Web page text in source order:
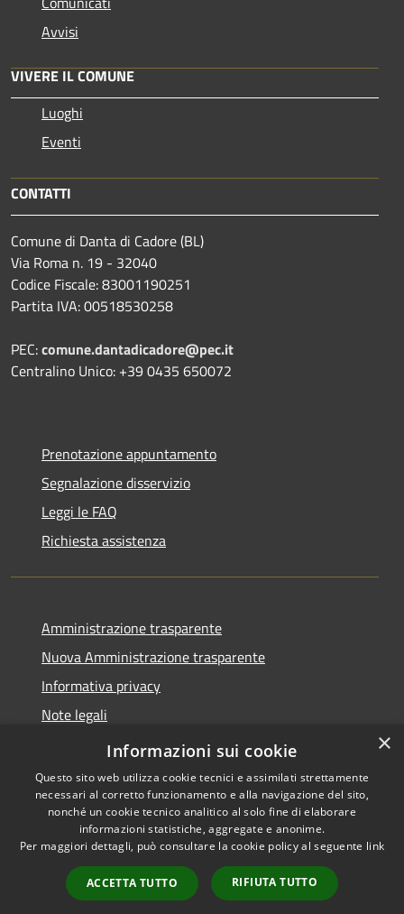
Avvisi
VIVERE IL COMUNE
Luoghi
Eventi
CONTATTI
Comune di Danta di Cadore (BL)
Via Roma n. 19 - 32040
Codice Fiscale: 83001190251
Partita IVA: 00518530258
PEC:comune.dantadicadore@pec.it
Centralino Unico: +39 0435 650072
Prenotazione appuntamento
Segnalazione disservizio
Leggi le FAQ
Richiesta assistenza
Amministrazione trasparente
Nuova Amministrazione trasparente
Informativa privacy
Note legali
Dichiarazione di accessibilità
Accessibilità
Copyright © 2026 • Comune di
Danta di Cadore • Powered by
Municipium•
Accesso
redazione
×
Informazioni sui cookie
Questo sito web utilizza cookie tecnici e assimilati strettamente
necessari al corretto funzionamento e alla navigazione del sito,
nonché un cookie tecnico analitico al solo fine di elaborare
informazioni statistiche, aggregate e anonime.
Per maggiori dettagli, può consultare la cookie policy al seguente link
ACCETTA TUTTO RIFIUTA TUTTO